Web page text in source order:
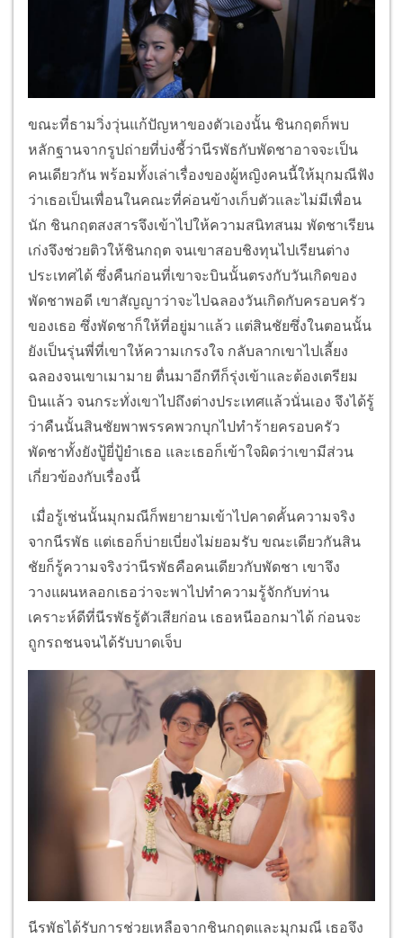
ขณะที่ธามวิ่งวุ่นแก้ปัญหาของตัวเองนั้น ชินกฤตก็พบ
หลักฐานจากรูปถ่ายที่บ่งชี้ว่านีรพัธกับพัดชาอาจจะเป็น
คนเดียวกัน พร้อมทั้งเล่าเรื่องของผู้หญิงคนนี้ให้มุกมณีฟัง
ว่าเธอเป็นเพื่อนในคณะที่ค่อนข้างเก็บตัวและไม่มีเพื่อน
นัก ชินกฤตสงสารจึงเข้าไปให้ความสนิทสนม พัดชาเรียน
เก่งจึงช่วยติวให้ชินกฤต จนเขาสอบชิงทุนไปเรียนต่าง
ประเทศได้ ซึ่งคืนก่อนที่เขาจะบินนั้นตรงกับวันเกิดของ
พัดชาพอดี เขาสัญญาว่าจะไปฉลองวันเกิดกับครอบครัว
ของเธอ ซึ่งพัดชาก็ให้ที่อยู่มาแล้ว แต่สินชัยซึ่งในตอนนั้น
ยังเป็นรุ่นพี่ที่เขาให้ความเกรงใจ กลับลากเขาไปเลี้ยง
ฉลองจนเขาเมามาย ตื่นมาอีกทีก็รุ่งเข้าและต้องเตรียม
บินแล้ว จนกระทั่งเขาไปถึงต่างประเทศแล้วนั่นเอง จึงได้รู้
ว่าคืนนั้นสินชัยพาพรรคพวกบุกไปทำร้ายครอบครัว
พัดชาทั้งยังปู้ยี่ปู้ยำเธอ และเธอก็เข้าใจผิดว่าเขามีส่วน
เกี่ยวข้องกับเรื่องนี้
เมื่อรู้เช่นนั้นมุกมณีก็พยายามเข้าไปคาดคั้นความจริง
จากนีรพัธ แต่เธอก็บ่ายเบี่ยงไม่ยอมรับ ขณะเดียวกันสิน
ชัยก็รู้ความจริงว่านีรพัธคือคนเดียวกับพัดชา เขาจึง
วางแผนหลอกเธอว่าจะพาไปทำความรู้จักกับท่าน
เคราะห์ดีที่นีรพัธรู้ตัวเสียก่อน เธอหนีออกมาได้ ก่อนจะ
ถูกรถชนจนได้รับบาดเจ็บ
นีรพัธได้รับการช่วยเหลือจากชินกฤตและมุกมณี เธอจึง